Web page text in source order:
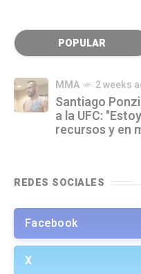
POPULAR
MMA 2 weeks
Santiago
a la UFC:
recursos y en
REDES SOCIALES
Facebook
X